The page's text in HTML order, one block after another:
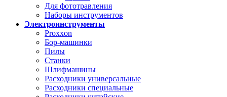
Для фототравления
Наборы инструментов
Электроинструменты
Proxxon
Бор-машинки
Пилы
Станки
Шлифмашины
Расходники универсальные
Расходники специальные